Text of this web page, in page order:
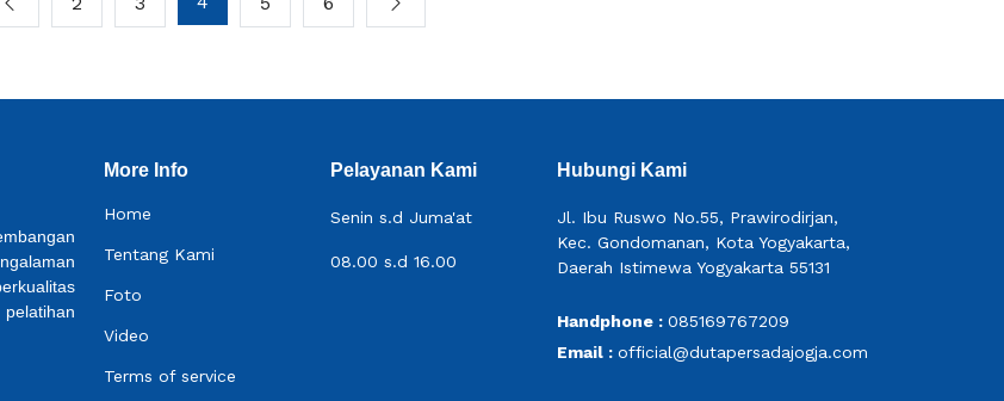
More Info
Home
Tentang Kami
Foto
Video
Terms of service
Pelayanan Kami
Senin s.d Juma'at
08.00 s.d 16.00
Hubungi Kami
Jl. Ibu Ruswo No.55, Prawirodirjan,
Kec. Gondomanan, Kota Yogyakarta,
Daerah Istimewa Yogyakarta 55131
Handphone : 085169767209
Email : official@dutapersadajogja.com